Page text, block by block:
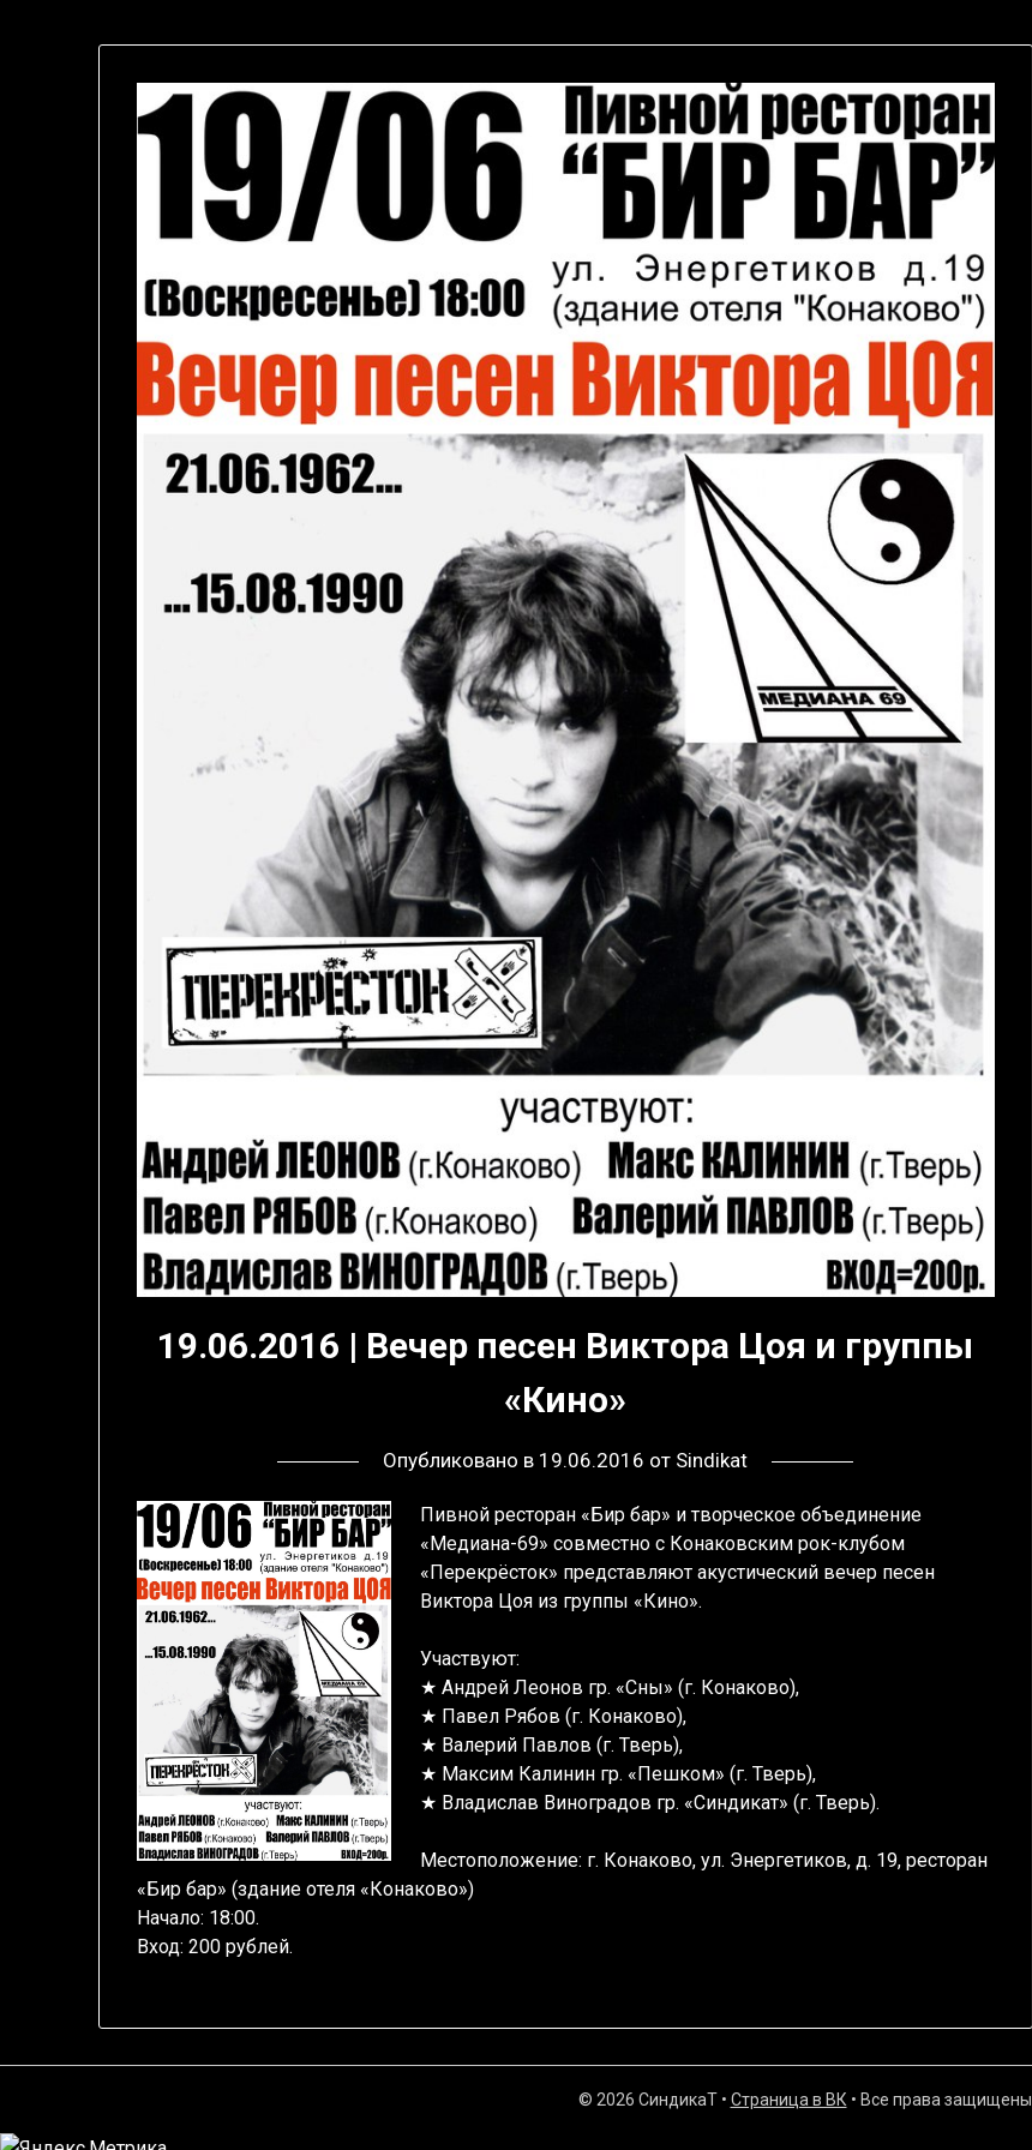
19.06.2016 | Вечер песен Виктора Цоя и группы
«Кино»
Опубликовано в 19.06.2016 от Sindikat
Пивной ресторан «Бир бар» и творческое объединение
«Медиана-69» совместно с Конаковским рок-клубом
«Перекрёсток» представляют акустический вечер песен
Виктора Цоя из группы «Кино».
Участвуют:
★ Андрей Леонов гр. «Сны» (г. Конаково),
★ Павел Рябов (г. Конаково),
★ Валерий Павлов (г. Тверь),
★ Максим Калинин гр. «Пешком» (г. Тверь),
★ Владислав Виноградов гр. «Синдикат» (г. Тверь).
Местоположение: г. Конаково, ул. Энергетиков, д. 19, ресторан
«Бир бар» (здание отеля «Конаково»)
Начало: 18:00.
Вход: 200 рублей.
© 2026 СиндикаТ • Страница в ВК • Все права защищены.